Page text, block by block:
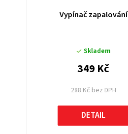
Vypínač zapalování
Skladem
288 Kč bez DPH
349 Kč
DETAIL